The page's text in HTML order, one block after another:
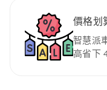
價格划
智慧派
高省下